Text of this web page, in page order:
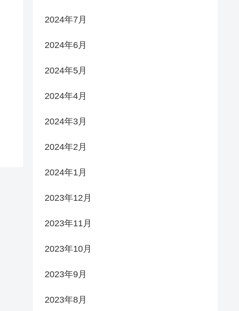
2024年7月
2024年6月
2024年5月
2024年4月
2024年3月
2024年2月
2024年1月
2023年12月
2023年11月
2023年10月
2023年9月
2023年8月